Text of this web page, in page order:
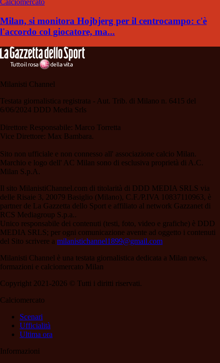
Calciomercato
Milan, si monitora Hojbjerg per il centrocampo: c'è
l'accordo col giocatore, ma...
Milanisti Channel
Testata giornalistica registrata - Aut. Trib. di Milano n. 6415 del
6/06/2024 DDD Media Srls
Direttore Responsabile: Marco Torretta
Vice Direttore: Max Bambara.
Sito non ufficiale e non connesso all' associazione calcio Milan.
Marchio e logo dell' AC Milan sono di esclusiva proprietà di A.C.
Milan S.p.A.
Il sito MilanistiChannel.com di titolarità di DDD MEDIA SRLS via
delle Risaie 3, 20079 Basiglio (Milano), C.F./P.IVA 10837110963, è
partner de La Gazzetta dello Sport e affiliato al network Gazzanet di
RCS Mediagroup S.p.a..
Unico responsabile dei contenuti (testi, foto, video e grafiche) è DDD
MEDIA SRLS; per ogni comunicazione avente ad oggetto i contenuti
del Sito scrivere a milanistichannel1899@gmail.com
Milanisti Channel è una testata giornalistica dedicata a Milan news,
formazioni e calciomercato Milan
Copyright 2021-2026 © Tutti i diritti riservati.
Calciomercato
Scenari
Ufficialità
Ultima ora
Informazioni